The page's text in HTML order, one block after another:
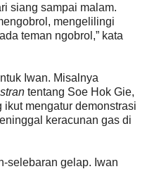
siang sampai malam.
mengelilingi
teman ngobrol,” kata
Iwan. Misalnya
tentang Soe Hok Gie,
mengatur demonstrasi
keracunan gas di
selebaran gelap. Iwan